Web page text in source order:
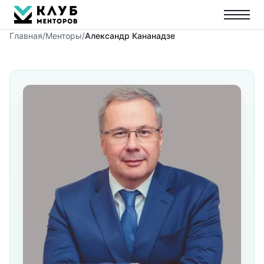
Главная/Менторы/Александр Кананадзе